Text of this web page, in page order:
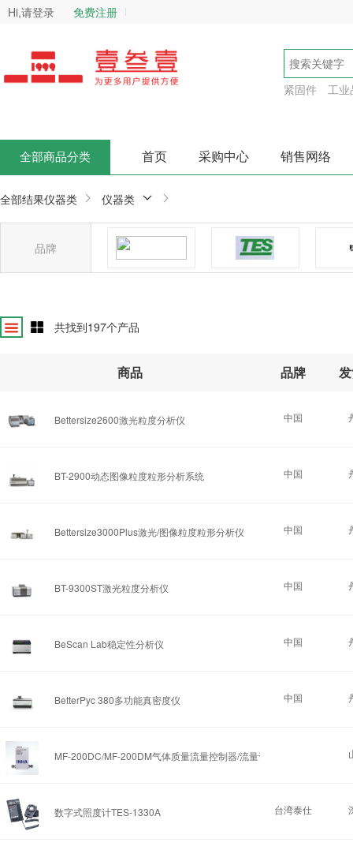
Hi,请登录 免费注册
紧固件 工业
全部商品分类 首页 采购中心 销售网络
全部结果仪器类 仪器类
品牌
中国
台湾泰仕 时
共找到197个产品
商品 品牌
Bettersize2600激光粒度分析仪 中国
BT-2900动态图像粒度粒形分析系统 中国
Bettersize3000Plus激光/图像粒度粒形分析仪 中国
BT-9300ST激光粒度分析仪 中国
BeScan Lab稳定性分析仪 中国
BetterPyc 380多功能真密度仪 中国
MF-200DC/MF-200DM气体质量流量控制器/流量计
数字式照度计TES-1330A 台湾泰仕